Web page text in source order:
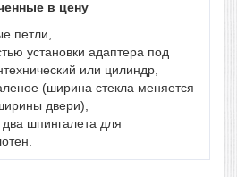
в цену
петли,
установки адаптера под
или цилиндр,
(ширина стекла меняется
двери),
шпингалета для